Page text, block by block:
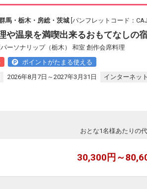
馬・栃木・房総・茨城 [パンフレットコード：
や温泉を満喫出来るおもてなしの宿
ーソナリップ（栃木） 和室 創作会席料理
ポイントがたまる使える
2026年8月7日～2027年3月31日 インターネッ
おとな1名様あたりの
30,300円～